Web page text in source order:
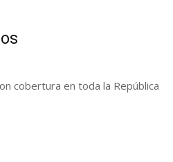
cobertura en toda la República